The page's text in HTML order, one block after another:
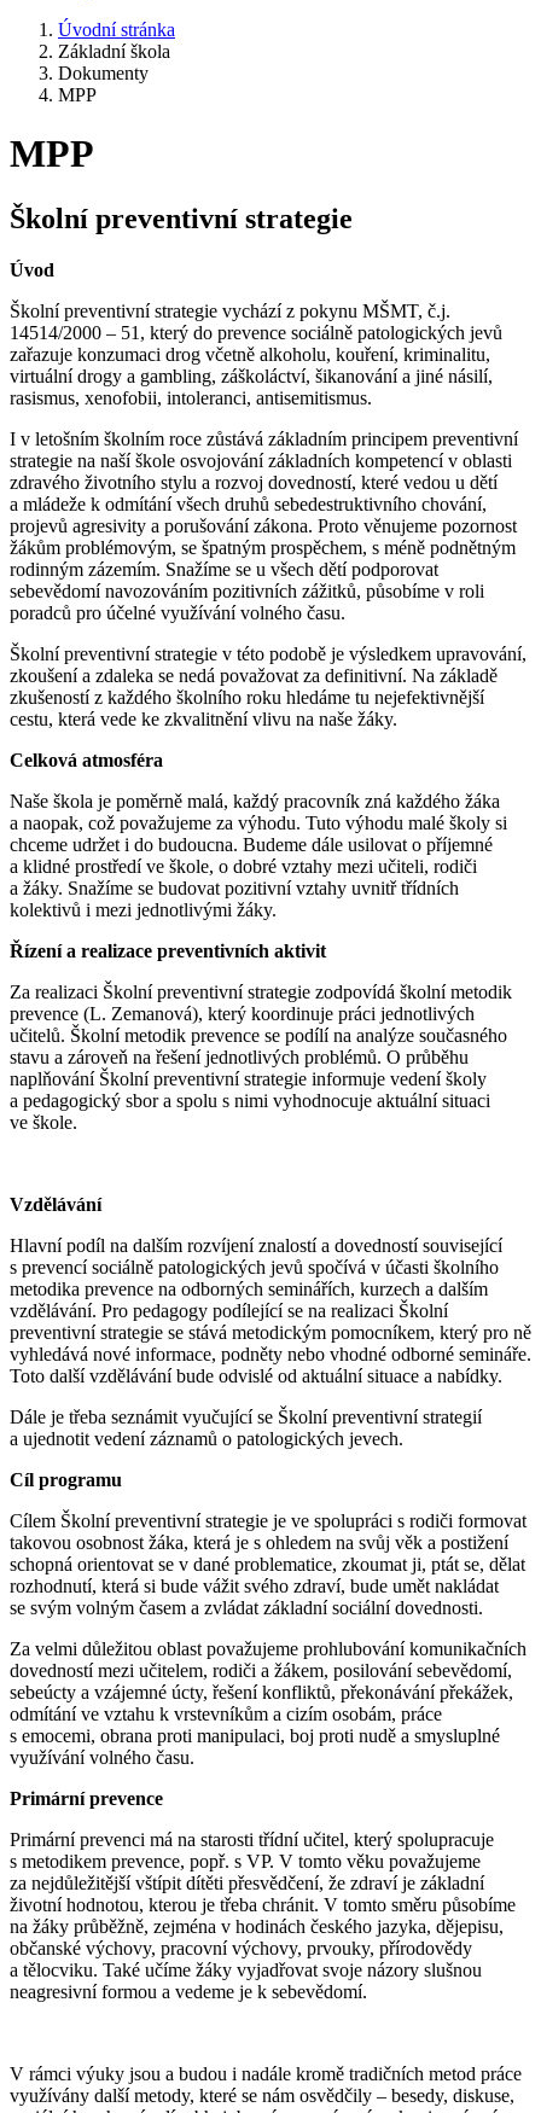
Úvodní stránka
Základní škola
Dokumenty
MPP
MPP
Školní preventivní strategie
Úvod
Školní preventivní strategie vychází z pokynu MŠMT, č.j.
14514/2000 – 51, který do prevence sociálně patologických jevů
zařazuje konzumaci drog včetně alkoholu, kouření, kriminalitu,
virtuální drogy a gambling, záškoláctví, šikanování a jiné násilí,
rasismus, xenofobii, intoleranci, antisemitismus.
I v letošním školním roce zůstává základním principem preventivní
strategie na naší škole osvojování základních kompetencí v oblasti
zdravého životního stylu a rozvoj dovedností, které vedou u dětí
a mládeže k odmítání všech druhů sebedestruktivního chování,
projevů agresivity a porušování zákona. Proto věnujeme pozornost
žákům problémovým, se špatným prospěchem, s méně podnětným
rodinným zázemím. Snažíme se u všech dětí podporovat
sebevědomí navozováním pozitivních zážitků, působíme v roli
poradců pro účelné využívání volného času.
Školní preventivní strategie v této podobě je výsledkem upravování,
zkoušení a zdaleka se nedá považovat za definitivní. Na základě
zkušeností z každého školního roku hledáme tu nejefektivnější
cestu, která vede ke zkvalitnění vlivu na naše žáky.
Celková atmosféra
Naše škola je poměrně malá, každý pracovník zná každého žáka
a naopak, což považujeme za výhodu. Tuto výhodu malé školy si
chceme udržet i do budoucna. Budeme dále usilovat o příjemné
a klidné prostředí ve škole, o dobré vztahy mezi učiteli, rodiči
a žáky. Snažíme se budovat pozitivní vztahy uvnitř třídních
kolektivů i mezi jednotlivými žáky.
Řízení a realizace preventivních aktivit
Za realizaci Školní preventivní strategie zodpovídá školní metodik
prevence (L. Zemanová), který koordinuje práci jednotlivých
učitelů. Školní metodik prevence se podílí na analýze současného
stavu a zároveň na řešení jednotlivých problémů. O průběhu
naplňování Školní preventivní strategie informuje vedení školy
a pedagogický sbor a spolu s nimi vyhodnocuje aktuální situaci
ve škole.
Vzdělávání
Hlavní podíl na dalším rozvíjení znalostí a dovedností související
s prevencí sociálně patologických jevů spočívá v účasti školního
metodika prevence na odborných seminářích, kurzech a dalším
vzdělávání. Pro pedagogy podílející se na realizaci Školní
preventivní strategie se stává metodickým pomocníkem, který pro ně
vyhledává nové informace, podněty nebo vhodné odborné semináře.
Toto další vzdělávání bude odvislé od aktuální situace a nabídky.
Dále je třeba seznámit vyučující se Školní preventivní strategií
a ujednotit vedení záznamů o patologických jevech.
Cíl programu
Cílem Školní preventivní strategie je ve spolupráci s rodiči formovat
takovou osobnost žáka, která je s ohledem na svůj věk a postižení
schopná orientovat se v dané problematice, zkoumat ji, ptát se, dělat
rozhodnutí, která si bude vážit svého zdraví, bude umět nakládat
se svým volným časem a zvládat základní sociální dovednosti.
Za velmi důležitou oblast považujeme prohlubování komunikačních
dovedností mezi učitelem, rodiči a žákem, posilování sebevědomí,
sebeúcty a vzájemné úcty, řešení konfliktů, překonávání překážek,
odmítání ve vztahu k vrstevníkům a cizím osobám, práce
s emocemi, obrana proti manipulaci, boj proti nudě a smysluplné
využívání volného času.
Primární prevence
Primární prevenci má na starosti třídní učitel, který spolupracuje
s metodikem prevence, popř. s VP. V tomto věku považujeme
za nejdůležitější vštípit dítěti přesvědčení, že zdraví je základní
životní hodnotou, kterou je třeba chránit. V tomto směru působíme
na žáky průběžně, zejména v hodinách českého jazyka, dějepisu,
občanské výchovy, pracovní výchovy, prvouky, přírodovědy
a tělocviku. Také učíme žáky vyjadřovat svoje názory slušnou
neagresivní formou a vedeme je k sebevědomí.
V rámci výuky jsou a budou i nadále kromě tradičních metod práce
využívány další metody, které se nám osvědčily – besedy, diskuse,